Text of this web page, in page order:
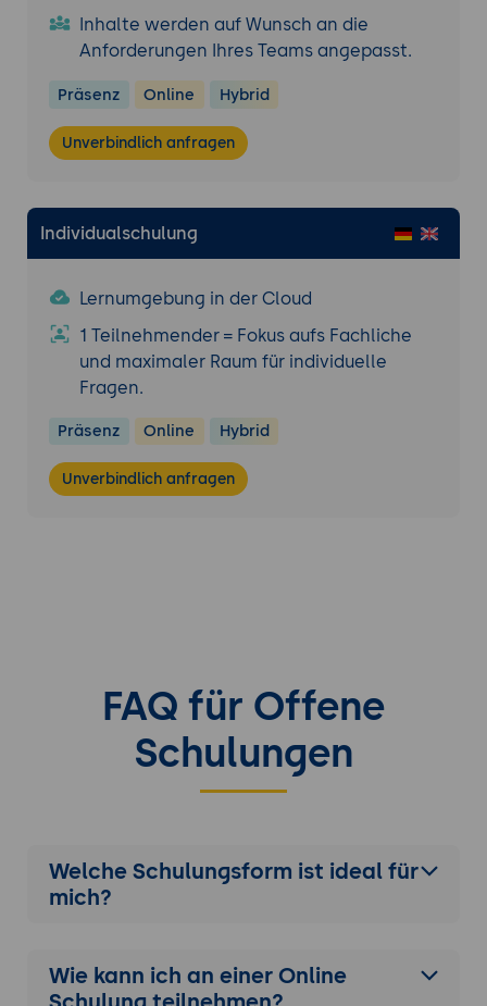
Inhalte werden auf Wunsch an die
Anforderungen Ihres Teams angepasst.
Präsenz Online Hybrid
Unverbindlich anfragen
Individualschulung
Lernumgebung in der Cloud
1 Teilnehmender = Fokus aufs Fachliche
und maximaler Raum für individuelle
Fragen.
Präsenz Online Hybrid
Unverbindlich anfragen
FAQ für Offene
Schulungen
Welche Schulungsform ist ideal für
mich?
Wie kann ich an einer Online